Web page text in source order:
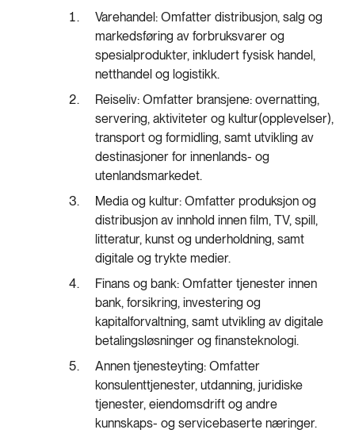
Varehandel: Omfatter distribusjon, salg og
markedsføring av forbruksvarer og
spesialprodukter, inkludert fysisk handel,
netthandel og logistikk.
Reiseliv: Omfatter bransjene: overnatting,
servering, aktiviteter og kultur(opplevelser),
transport og formidling, samt utvikling av
destinasjoner for innenlands- og
utenlandsmarkedet.
Media og kultur: Omfatter produksjon og
distribusjon av innhold innen film, TV, spill,
litteratur, kunst og underholdning, samt
digitale og trykte medier.
Finans og bank: Omfatter tjenester innen
bank, forsikring, investering og
kapitalforvaltning, samt utvikling av digitale
betalingsløsninger og finansteknologi.
Annen tjenesteyting: Omfatter
konsulenttjenester, utdanning, juridiske
tjenester, eiendomsdrift og andre
kunnskaps- og servicebaserte næringer.